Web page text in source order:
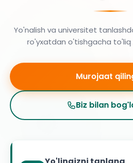
Yo'nalish va universitet
ro'yxatdan o'tishgacha
Murojaat
Biz bilan